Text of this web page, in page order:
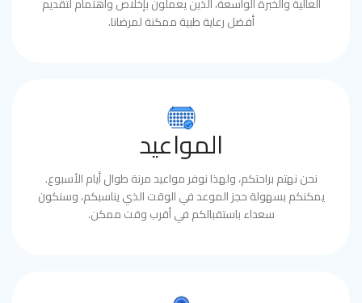
أفضل رعاية طبية ممكنة لمرضانا.
المواعيد
نحن نهتم براحتكم، ولهذا نوفر مواعيد مرنة طوال أيام الأسبوع.
يمكنكم بسهولة حجز الموعد في الوقت الذي يناسبكم، وسنكون
سعداء باستقبالكم في أقرب وقت ممكن.